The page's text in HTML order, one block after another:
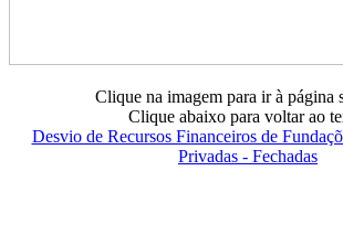
Clique na imagem para ir à página
Clique abaixo para voltar ao
Desvio de Recursos Financeiros de
Privadas - Fechadas